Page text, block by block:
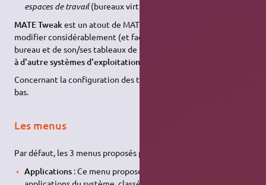
espaces de travail(bureaux virtuels), et la corbeille.
MATE Tweakest un atout de MATE, cet utilitaire permet de
modifier considérablement (et facilement) l'apparence du
bureau et de son/ses tableaux de bords, de façon à
à d'autre systèmes d'exploitation
Concernant la configuration des tableaux de bords, voir plus
bas.
Les menus
Par défaut, les 3 menus proposés par MATE sont :
Applications: Ce menu propose un accès à toutes les